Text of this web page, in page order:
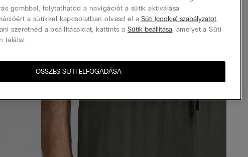
gombbal, folytathatod a navigációt a sütik aktiválása
a sütikkel kapcsolatban olvasd el aSüti (cookie) szabályzatot.
szeretnéd a beállításaidat, kattints aSütik beállítása, amelyet a Süti
találsz.
ÖSSZES SÜTI ELFOGADÁSA